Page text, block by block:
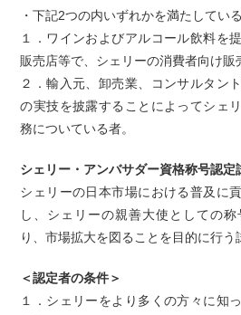
・下記2つの内いずれかを満たしている
１．ワインおよびアルコール飲料を
販売店等で、シェリーの消費者向け販
２．輸入元、卸売業、コンサルタン
の実技を披露することによってシェ
務についている者。
シェリー・アンバサダー資格称号認定
シェリーの日本市場における普及に
し、シェリーの親善大使としての
り、市場拡大を図ることを目的に行う
＜認定者の条件＞
１．シェリーをより多くの方々に知